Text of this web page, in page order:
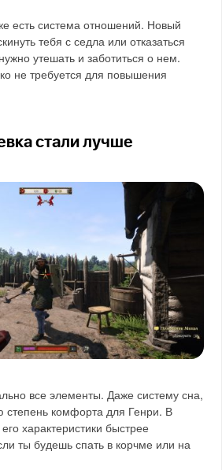
есть система отношений. Новый
тебя с седла или отказаться
утешать и заботиться о нем.
не требуется для повышения
стали лучше
все элементы. Даже систему сна,
степень комфорта для Генри. В
характеристики быстрее
ты будешь спать в корчме или на